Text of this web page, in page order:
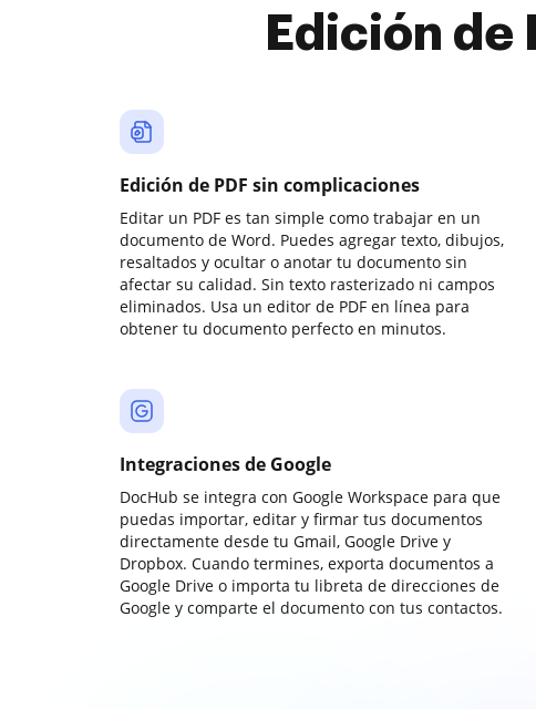
Edición de
Edición de PDF sin complicaciones
Editar un PDF es tan simple como trabajar en un
documento de Word. Puedes agregar texto, dibujos,
resaltados y ocultar o anotar tu documento sin
afectar su calidad. Sin texto rasterizado ni campos
eliminados. Usa un editor de PDF en línea para
obtener tu documento perfecto en minutos.
Integraciones de Google
DocHub se integra con Google Workspace para que
puedas importar, editar y firmar tus documentos
directamente desde tu Gmail, Google Drive y
Dropbox. Cuando termines, exporta documentos a
Google Drive o importa tu libreta de direcciones de
Google y comparte el documento con tus contactos.